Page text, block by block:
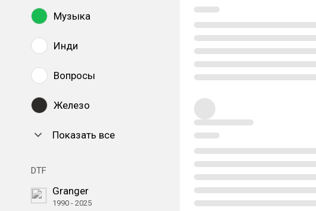
Музыка
Инди
Вопросы
Железо
Показать все
DTF
Granger
1990 - 2025